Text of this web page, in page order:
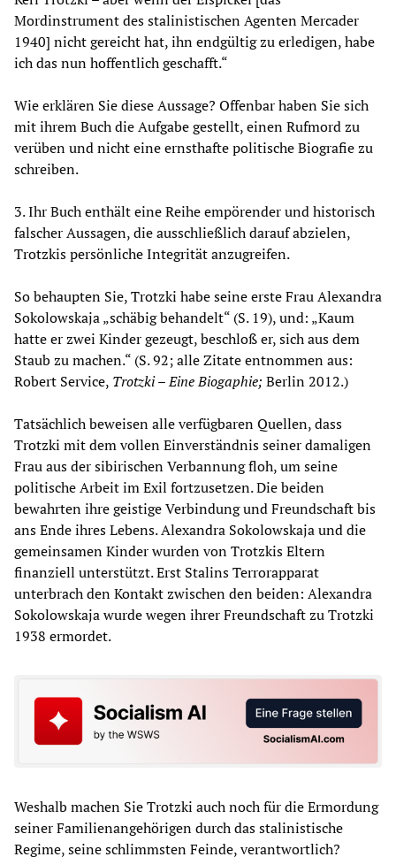
Mordinstrument des stalinistischen Agenten Mercader
1940] nicht gereicht hat, ihn endgültig zu erledigen, habe
ich das nun hoffentlich geschafft.“
Wie erklären Sie diese Aussage? Offenbar haben Sie sich
mit ihrem Buch die Aufgabe gestellt, einen Rufmord zu
verüben und nicht eine ernsthafte politische Biografie zu
schreiben.
3. Ihr Buch enthält eine Reihe empörender und historisch
falscher Aussagen, die ausschließlich darauf abzielen,
Trotzkis persönliche Integrität anzugreifen.
So behaupten Sie, Trotzki habe seine erste Frau Alexandra
Sokolowskaja „schäbig behandelt“ (S. 19), und: „Kaum
hatte er zwei Kinder gezeugt, beschloß er, sich aus dem
Staub zu machen.“ (S. 92; alle Zitate entnommen aus:
Robert Service, Trotzki – Eine Biogaphie; Berlin 2012.)
Tatsächlich beweisen alle verfügbaren Quellen, dass
Trotzki mit dem vollen Einverständnis seiner damaligen
Frau aus der sibirischen Verbannung floh, um seine
politische Arbeit im Exil fortzusetzen. Die beiden
bewahrten ihre geistige Verbindung und Freundschaft bis
ans Ende ihres Lebens. Alexandra Sokolowskaja und die
gemeinsamen Kinder wurden von Trotzkis Eltern
finanziell unterstützt. Erst Stalins Terrorapparat
unterbrach den Kontakt zwischen den beiden: Alexandra
Sokolowskaja wurde wegen ihrer Freundschaft zu Trotzki
1938 ermordet.
Weshalb machen Sie Trotzki auch noch für die Ermordung
seiner Familienangehörigen durch das stalinistische
Regime, seine schlimmsten Feinde, verantwortlich?